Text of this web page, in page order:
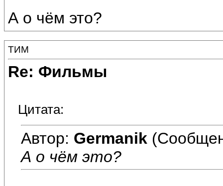
А о чём это?
ТИМ
Re: Фильмы
Цитата:
Автор: Germanik
А о чём это?